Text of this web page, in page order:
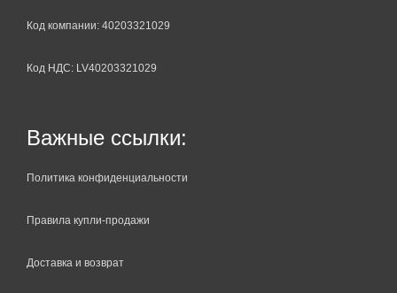
Код компании: 40203321029
Код НДС: LV40203321029
Важные ссылки:
Политика конфиденциальности
Правила купли-продажи
Доставка и возврат